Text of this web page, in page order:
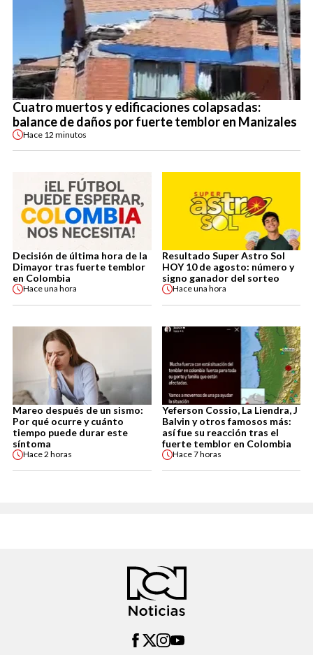
Cuatro muertos y edificaciones colapsadas:
balance de daños por fuerte temblor en Manizales
Hace 12 minutos
Decisión de última hora de la
Dimayor tras fuerte temblor
en Colombia
Haceuna hora
Resultado Super Astro Sol
HOY 10 de agosto: número y
signo ganador del sorteo
Haceuna hora
Mareo después de un sismo:
Por qué ocurre y cuánto
tiempo puede durar este
síntoma
Hace2 horas
Yeferson Cossio, La Liendra, J
Balvin y otros famosos más:
así fue su reacción tras el
fuerte temblor en Colombia
Hace7 horas